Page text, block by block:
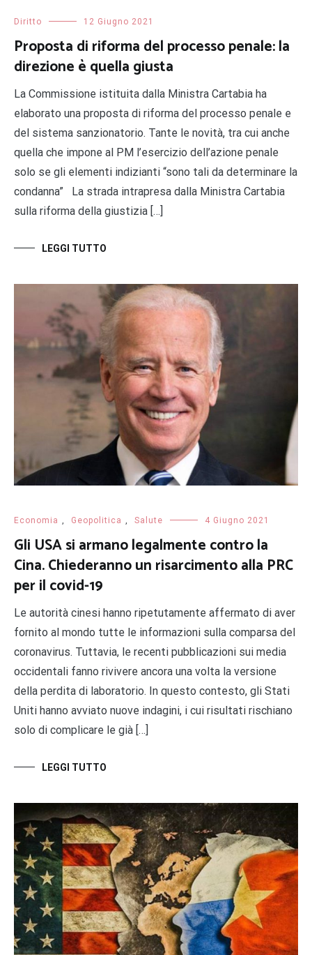
Diritto 12 Giugno 2021
Proposta di riforma del processo penale: la
direzione è quella giusta
La Commissione istituita dalla Ministra Cartabia ha
elaborato una proposta di riforma del processo penale e
del sistema sanzionatorio. Tante le novità, tra cui anche
quella che impone al PM l’esercizio dell’azione penale
solo se gli elementi indizianti “sono tali da determinare la
condanna” La strada intrapresa dalla Ministra Cartabia
sulla riforma della giustizia […]
LEGGI TUTTO
Economia Geopolitica Salute 4 Giugno 2021
Gli USA si armano legalmente contro la
Cina. Chiederanno un risarcimento alla PRC
per il covid-19
Le autorità cinesi hanno ripetutamente affermato di aver
fornito al mondo tutte le informazioni sulla comparsa del
coronavirus. Tuttavia, le recenti pubblicazioni sui media
occidentali fanno rivivere ancora una volta la versione
della perdita di laboratorio. In questo contesto, gli Stati
Uniti hanno avviato nuove indagini, i cui risultati rischiano
solo di complicare le già […]
LEGGI TUTTO